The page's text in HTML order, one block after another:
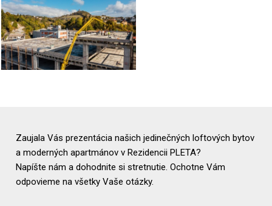
Zaujala Vás prezentácia našich jedinečných loftových bytov
a moderných apartmánov v Rezidencii PLETA?
Napíšte nám a dohodnite si stretnutie. Ochotne Vám
odpovieme na všetky Vaše otázky.